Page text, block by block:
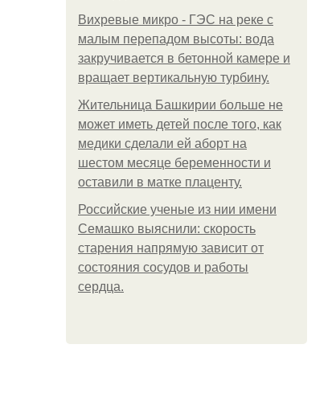
Вихревые микро - ГЭС на реке с
малым перепадом высоты: вода
закручивается в бетонной камере и
вращает вертикальную турбину.
Жительница Башкирии больше не
может иметь детей после того, как
медики сделали ей аборт на
шестом месяце беременности и
оставили в матке плаценту.
Российские ученые из нии имени
Семашко выяснили: скорость
старения напрямую зависит от
состояния сосудов и работы
сердца.